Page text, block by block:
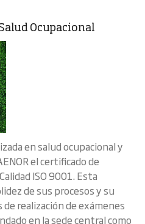
Ocupacional
en salud ocupacional y
el certificado de
ISO 9001. Esta
de sus procesos y su
de realización de exámenes
en la sede central como